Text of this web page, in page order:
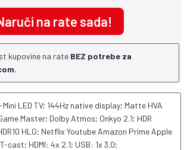
na rate sada!
kupovine na rate BEZ potrebe za
LED TV; 144Hz native display; Matte HVA
Master; Dolby Atmos; Onkyo 2.1; HDR
HLG; Netflix Youtube Amazon Prime Apple
cast; HDMI: 4x 2.1; USB: 1x 3.0;